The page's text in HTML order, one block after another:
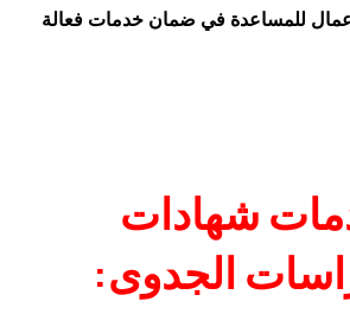
للمساعدة في ضمان خدمات فعالة
شهادات
الجدوى: